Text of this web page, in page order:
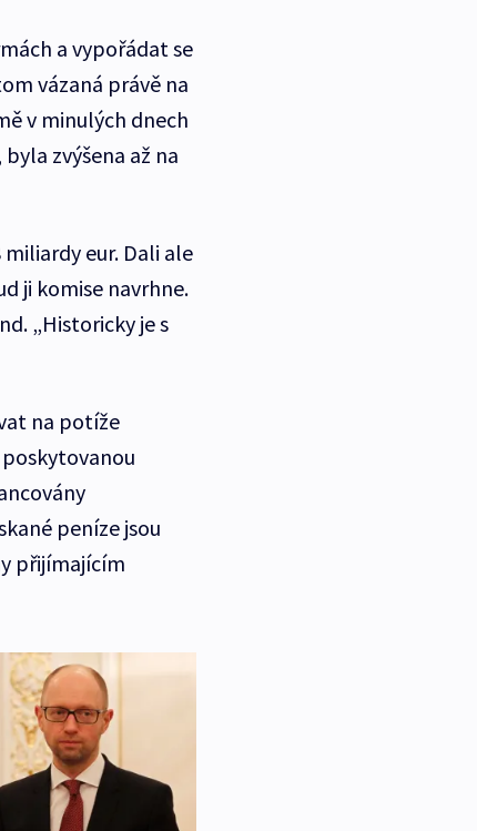
a vypořádat se
vázaná právě na
v minulých dnech
zvýšena až na
eur. Dali ale
ji komise navrhne.
„Historicky je s
na potíže
peníze jsou
přijímajícím